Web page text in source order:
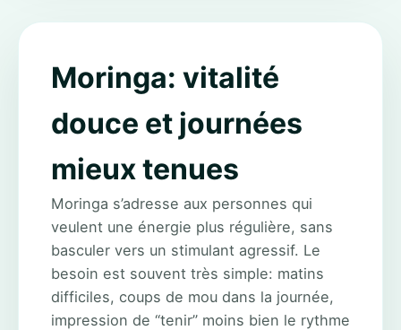
Moringa: vitalité
douce et journées
mieux tenues
Moringa s’adresse aux personnes qui
veulent une énergie plus régulière, sans
basculer vers un stimulant agressif. Le
besoin est souvent très simple: matins
difficiles, coups de mou dans la journée,
impression de “tenir” moins bien le rythme